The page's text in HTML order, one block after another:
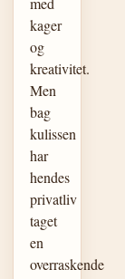
kager
og
kreativitet.
Men
bag
kulissen
har
hendes
privatliv
taget
en
overraskende